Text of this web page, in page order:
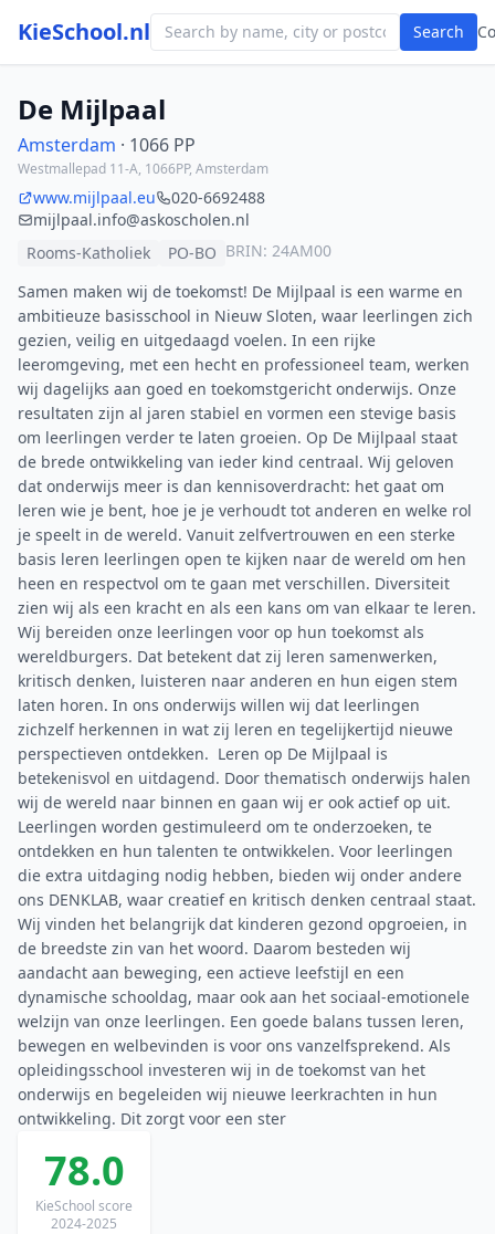
KieSchool.nl Search
De Mijlpaal
Amsterdam · 1066 PP
Westmallepad 11-A, 1066PP, Amsterdam
www.mijlpaal.eu
020-6692488
mijlpaal.info@askoscholen.nl
Rooms-Katholiek
PO-BO BRIN: 24AM00
Samen maken wij de toekomst! De Mijlpaal is een warme en
ambitieuze basisschool in Nieuw Sloten, waar leerlingen zich
gezien, veilig en uitgedaagd voelen. In een rijke
leeromgeving, met een hecht en professioneel team, werken
wij dagelijks aan goed en toekomstgericht onderwijs. Onze
resultaten zijn al jaren stabiel en vormen een stevige basis
om leerlingen verder te laten groeien. Op De Mijlpaal staat
de brede ontwikkeling van ieder kind centraal. Wij geloven
dat onderwijs meer is dan kennisoverdracht: het gaat om
leren wie je bent, hoe je je verhoudt tot anderen en welke rol
je speelt in de wereld. Vanuit zelfvertrouwen en een sterke
basis leren leerlingen open te kijken naar de wereld om hen
heen en respectvol om te gaan met verschillen. Diversiteit
zien wij als een kracht en als een kans om van elkaar te leren.
Wij bereiden onze leerlingen voor op hun toekomst als
wereldburgers. Dat betekent dat zij leren samenwerken,
kritisch denken, luisteren naar anderen en hun eigen stem
laten horen. In ons onderwijs willen wij dat leerlingen
zichzelf herkennen in wat zij leren en tegelijkertijd nieuwe
perspectieven ontdekken. Leren op De Mijlpaal is
betekenisvol en uitdagend. Door thematisch onderwijs halen
wij de wereld naar binnen en gaan wij er ook actief op uit.
Leerlingen worden gestimuleerd om te onderzoeken, te
ontdekken en hun talenten te ontwikkelen. Voor leerlingen
die extra uitdaging nodig hebben, bieden wij onder andere
ons DENKLAB, waar creatief en kritisch denken centraal staat.
Wij vinden het belangrijk dat kinderen gezond opgroeien, in
de breedste zin van het woord. Daarom besteden wij
aandacht aan beweging, een actieve leefstijl en een
dynamische schooldag, maar ook aan het sociaal-emotionele
welzijn van onze leerlingen. Een goede balans tussen leren,
bewegen en welbevinden is voor ons vanzelfsprekend. Als
opleidingsschool investeren wij in de toekomst van het
onderwijs en begeleiden wij nieuwe leerkrachten in hun
ontwikkeling. Dit zorgt voor een ster
78.0
KieSchool score
2024-2025